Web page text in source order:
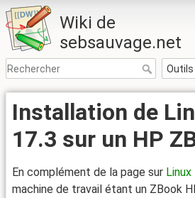
Wiki de
sebsauvage.net
Installation de
17.3 sur un HP
En complément de la page sur
machine de travail étant un ZBook